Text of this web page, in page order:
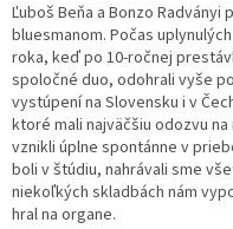
Ľuboš Beňa a Bonzo
bluesmanom. Počas
roka, keď po 10-ročnej
spoločné duo, odohrali vyše
vystúpení na Slovensku i v
ktoré mali najväčšiu odozvu
vznikli úplne spontánne v
boli v štúdiu, nahrávali sme
niekoľkých skladbách nám
hral na organe.